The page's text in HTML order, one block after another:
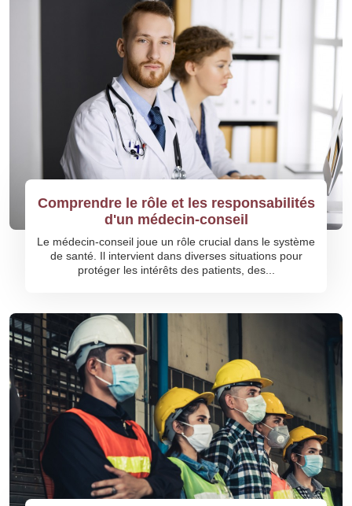
Comprendre le rôle et les responsabilités
d'un médecin-conseil
Le médecin-conseil joue un rôle crucial dans le système
de santé. Il intervient dans diverses situations pour
protéger les intérêts des patients, des...